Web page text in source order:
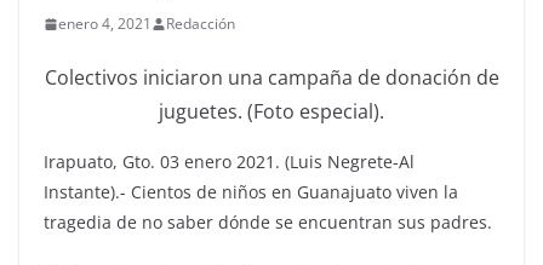
enero 4, 2021 Redacción
Colectivos iniciaron una campaña de donación de
juguetes. (Foto especial).
Irapuato, Gto. 03 enero 2021. (Luis Negrete-Al
Instante).- Cientos de niños en Guanajuato viven la
tragedia de no saber dónde se encuentran sus padres.